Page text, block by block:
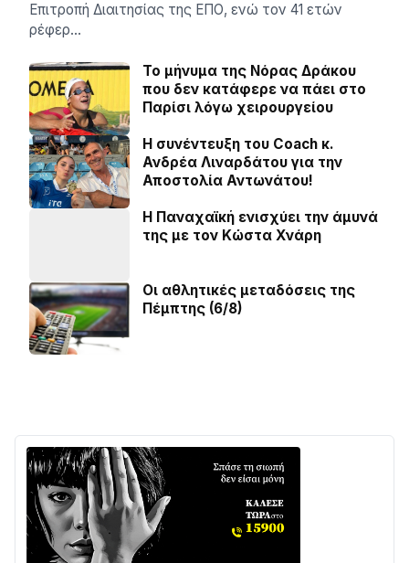
Επιτροπή Διαιτησίας της ΕΠΟ, ενώ τον 41 ετών
ρέφερ…
Το μήνυμα της Νόρας Δράκου
που δεν κατάφερε να πάει στο
Παρίσι λόγω χειρουργείου
H συνέντευξη του Coach κ.
Ανδρέα Λιναρδάτου για την
Αποστολία Αντωνάτου!
Η Παναχαϊκή ενισχύει την άμυνά
της με τον Κώστα Χνάρη
Οι αθλητικές μεταδόσεις της
Πέμπτης (6/8)